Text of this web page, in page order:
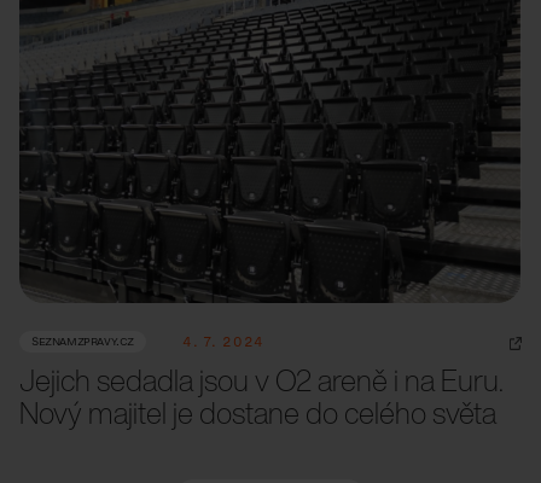
SEZNAMZPRAVY.CZ 4. 7. 2024
Jejich sedadla jsou v O2 areně i na Euru.
Nový majitel je dostane do celého světa